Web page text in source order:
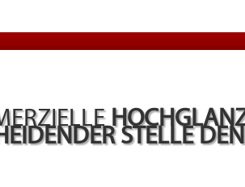
STELLE DEN